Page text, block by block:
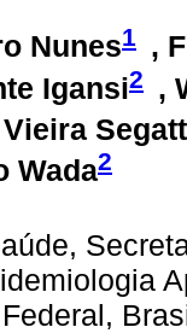
Nunes1 ,
Igansi2
,
Wada2